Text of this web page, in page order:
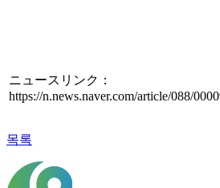
ニュースリンク：
https://n.news.naver.com/article/088/
목록